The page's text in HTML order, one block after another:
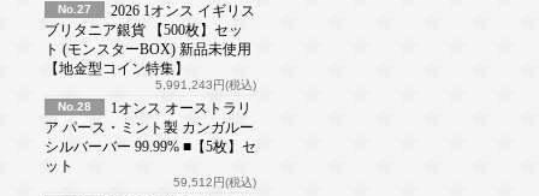
No.27
2026 1オンス イギリス
ブリタニア銀貨 【500枚】セッ
ト (モンスターBOX) 新品未使用
【地金型コイン特集】
5,991,243円(税込)
No.28
1オンス オーストラリ
ア パース・ミント製 カンガルー
シルバーバー 99.99% ■【5枚】セ
ット
59,512円(税込)